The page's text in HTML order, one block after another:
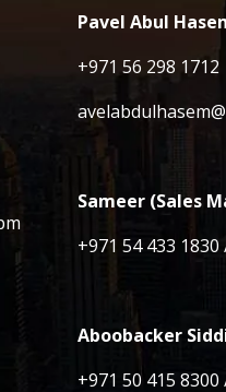
Pavel Abul
+971 56 298 1712
Sameer (Sales
+971 54 433
Aboobacker
+971 50 415